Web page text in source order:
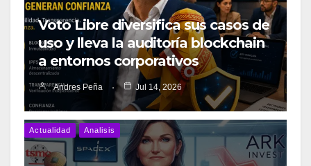
Voto Libre diversifica sus casos de
uso y lleva la auditoría blockchain
a entornos corporativos
Andres Peña Jul 14, 2026
Actualidad Analisis